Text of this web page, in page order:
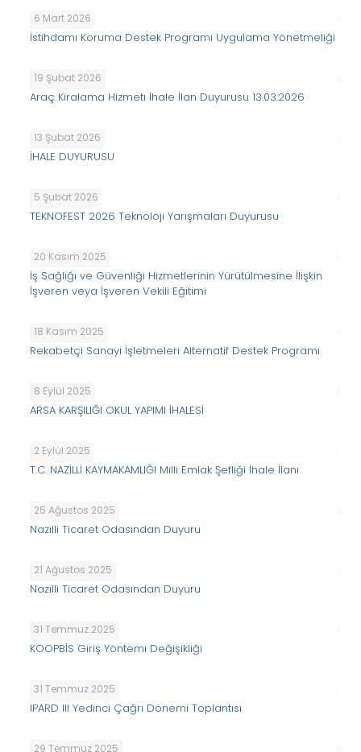
6 Mart 2026
İstihdamı Koruma Destek Programı Uygulama Yönetmeliği
19 Şubat 2026
Araç Kiralama Hizmeti İhale İlan Duyurusu 13.03.2026
13 Şubat 2026
İHALE DUYURUSU
5 Şubat 2026
TEKNOFEST 2026 Teknoloji Yarışmaları Duyurusu
20 Kasım 2025
İş Sağlığı ve Güvenliği Hizmetlerinin Yürütülmesine İlişkin
İşveren veya İşveren Vekili Eğitimi
18 Kasım 2025
Rekabetçi Sanayi İşletmeleri Alternatif Destek Programı
8 Eylül 2025
ARSA KARŞILIĞI OKUL YAPIMI İHALESİ
2 Eylül 2025
T.C. NAZİLLİ KAYMAKAMLIĞI Milli Emlak Şefliği İhale İlanı
25 Ağustos 2025
Nazilli Ticaret Odasından Duyuru
21 Ağustos 2025
Nazilli Ticaret Odasından Duyuru
31 Temmuz 2025
KOOPBİS Giriş Yöntemi Değişikliği
31 Temmuz 2025
IPARD III Yedinci Çağrı Dönemi Toplantısı
29 Temmuz 2025